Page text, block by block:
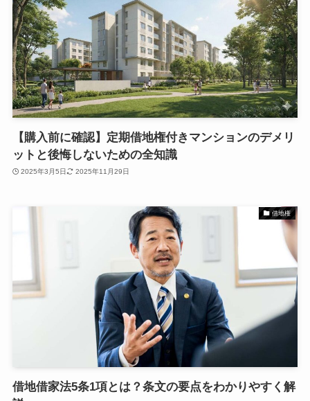
【購入前に確認】定期借地権付きマンションのデメリ
ットと後悔しないための全知識
2025年3月5日 2025年11月29日
借地権
借地借家法5条1項とは？条文の要点をわかりやすく解